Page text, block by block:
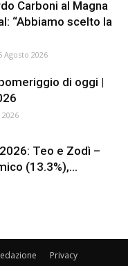
Carboni al Magna
“Abbiamo scelto la
Agosto 2026
di oggi |
Teo e Zodì –
(13.3%),...
Privacy